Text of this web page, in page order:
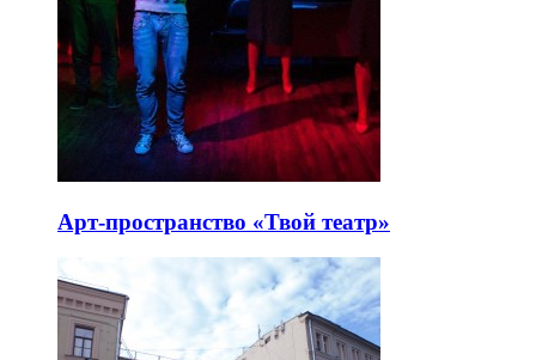
Арт-пространство «Твой театр»